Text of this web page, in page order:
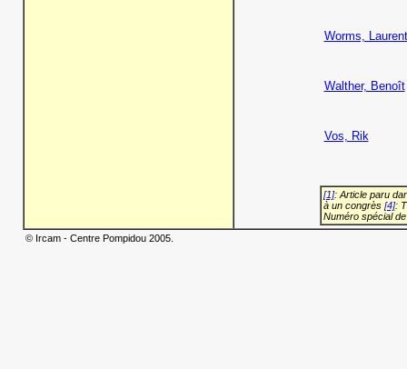
Worms, Laurent
Walther, Benoît
Vos, Rik
[1]: Article paru
à un congrès [4]:
Numéro spécial
© Ircam - Centre Pompidou 2005.